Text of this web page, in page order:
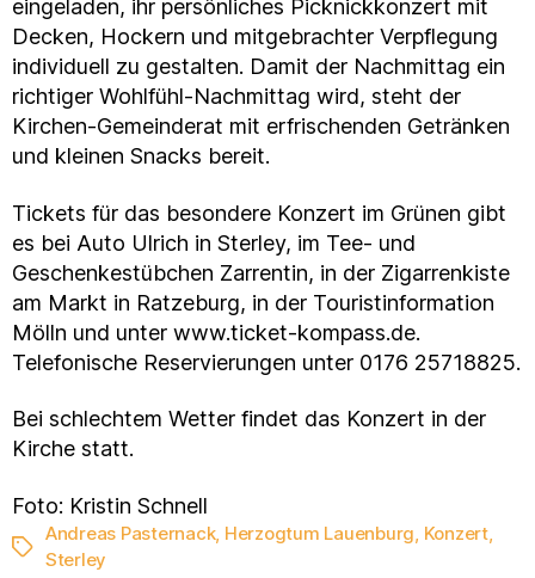
eingeladen, ihr persönliches Picknickkonzert mit
Decken, Hockern und mitgebrachter Verpflegung
individuell zu gestalten. Damit der Nachmittag ein
richtiger Wohlfühl-Nachmittag wird, steht der
Kirchen-Gemeinderat mit erfrischenden Getränken
und kleinen Snacks bereit.
Tickets für das besondere Konzert im Grünen gibt
es bei Auto Ulrich in Sterley, im Tee- und
Geschenkestübchen Zarrentin, in der Zigarrenkiste
am Markt in Ratzeburg, in der Touristinformation
Mölln und unter www.ticket-kompass.de.
Telefonische Reservierungen unter 0176 25718825.
Bei schlechtem Wetter findet das Konzert in der
Kirche statt.
Foto: Kristin Schnell
Schlagwörter
Andreas Pasternack, Herzogtum Lauenburg Konzert,
Sterley